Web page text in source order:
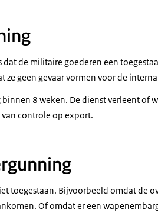
dat de militaire goederen een
geen gevaar vormen voor de
8 weken. De dienst verleent of
controle op export.
toegestaan. Bijvoorbeeld omdat de
Of omdat er een